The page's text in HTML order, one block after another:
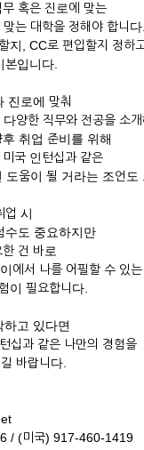
혹은 진로에 맞는
는 대학을 정해야 합니다.
지, CC로 편입할지 정하
본입니다.
진로에 맞춰
양한 직무와 전공을 소
취업 준비를 위해
국 인턴십과 같은
도움이 될 거라는 조언도
업 시
수도 중요하지만
건 바로
에서 나를 어필할 수 있는
이 필요합니다.
하고 있다면
십과 같은 나만의 경험을
바랍니다.
/ (미국) 917-460-1419